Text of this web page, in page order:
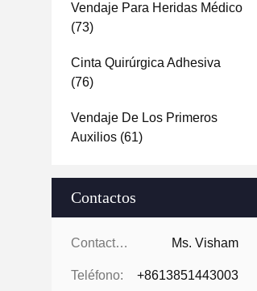
Vendaje Para Heridas Médico
(73)
Cinta Quirúrgica Adhesiva
(76)
Vendaje De Los Primeros
Auxilios (61)
Contactos
Contactos: Ms. Visham
Teléfono: +8613851443003